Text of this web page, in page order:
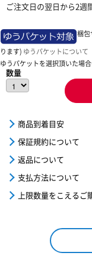
ご注文日の翌日から2週
梱包
ります) ゆうパケットについて
ゆうパケットを選択頂いた場
数量
商品到着目安
保証規約について
返品について
支払方法について
上限数量をこえるご